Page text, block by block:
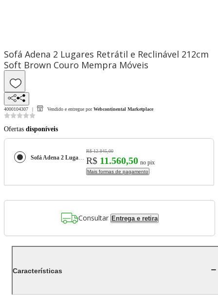
Sofá Adena 2 Lugares Retrátil e Reclinável 212cm
Soft Brown Couro Mempra Móveis
4000104307 Vendido e entregue por Webcontinental Marketplace
Ofertas disponíveis
Sofá Adena 2 Lugares Retrátil e Reclinável 212cm Soft Brown Couro Mempra Móveis
R$ 12.845,00
R$ 11.560,50 no pix
Mais formas de pagamento
Consultar Entrega e retira
Características